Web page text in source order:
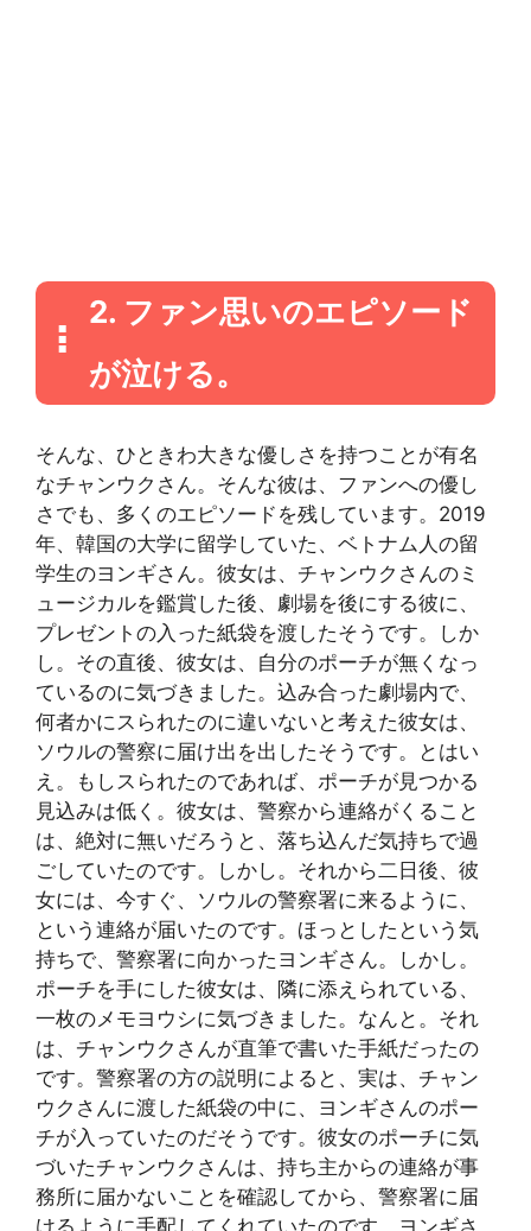
2. ファン思いのエピソード
が泣ける。
そんな、ひときわ大きな優しさを持つことが有名
なチャンウクさん。そんな彼は、ファンへの優し
さでも、多くのエピソードを残しています。2019
年、韓国の大学に留学していた、ベトナム人の留
学生のヨンギさん。彼女は、チャンウクさんのミ
ュージカルを鑑賞した後、劇場を後にする彼に、
プレゼントの入った紙袋を渡したそうです。しか
し。その直後、彼女は、自分のポーチが無くなっ
ているのに気づきました。込み合った劇場内で、
何者かにスられたのに違いないと考えた彼女は、
ソウルの警察に届け出を出したそうです。とはい
え。もしスられたのであれば、ポーチが見つかる
見込みは低く。彼女は、警察から連絡がくること
は、絶対に無いだろうと、落ち込んだ気持ちで過
ごしていたのです。しかし。それから二日後、彼
女には、今すぐ、ソウルの警察署に来るように、
という連絡が届いたのです。ほっとしたという気
持ちで、警察署に向かったヨンギさん。しかし。
ポーチを手にした彼女は、隣に添えられている、
一枚のメモヨウシに気づきました。なんと。それ
は、チャンウクさんが直筆で書いた手紙だったの
です。警察署の方の説明によると、実は、チャン
ウクさんに渡した紙袋の中に、ヨンギさんのポー
チが入っていたのだそうです。彼女のポーチに気
づいたチャンウクさんは、持ち主からの連絡が事
務所に届かないことを確認してから、警察署に届